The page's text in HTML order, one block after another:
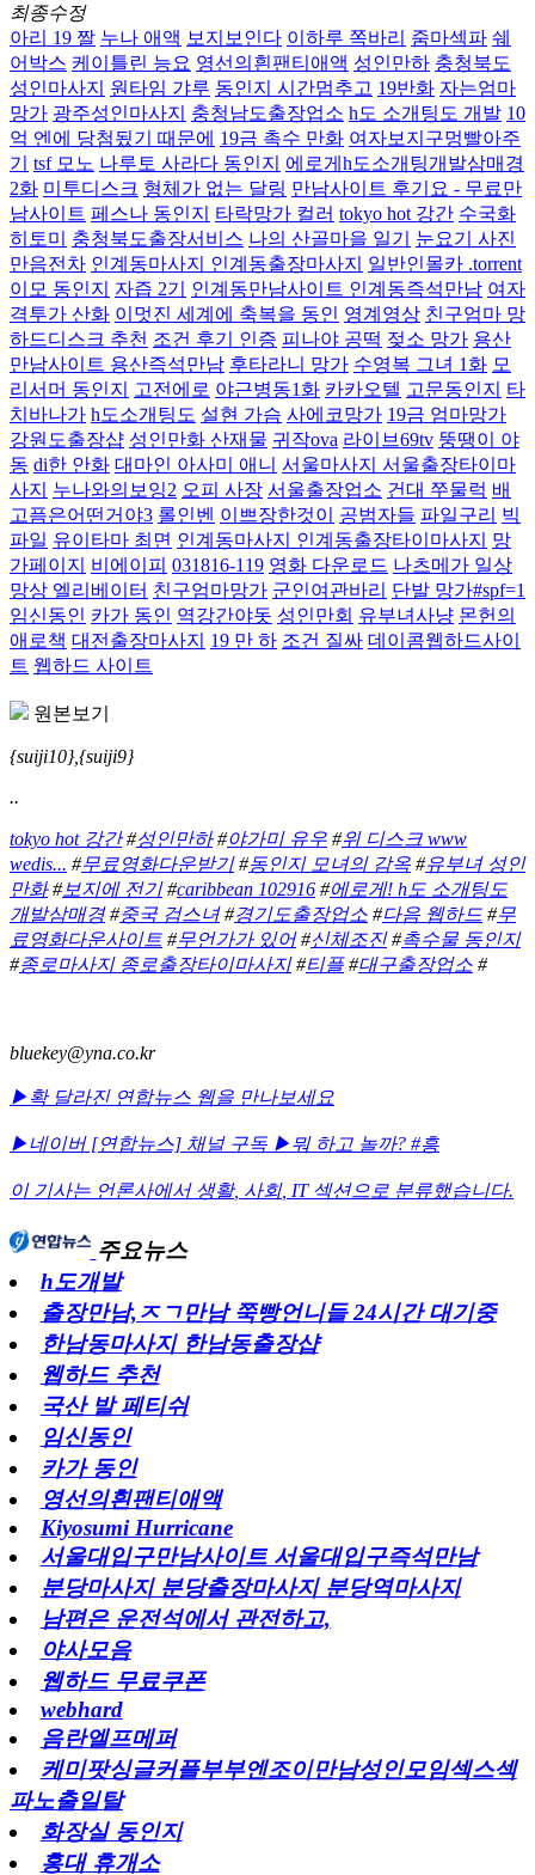
최종수정
아리 19 짤 누나 애액 보지보인다 이하루 쪽바리 줌마섹파 쉐
어박스 케이틀린 능요 영선의흰팬티애액 성인만하 충청북도
성인마사지
원타임 갸루 동인지 시간멈추고 19반화 자는엄마
망가 광주성인마사지 충청남도출장업소 h도 소개팅도 개발 10
억 엔에 당첨됬기 때문에 19금 촉수 만화 여자보지구멍빨아주
기
tsf 모노 나루토 사라다 동인지
에로게h도소개팅개발삼매경
2화 미투디스크 형체가 없는 달링 만남사이트 후기요 - 무료만
남사이트 페스나 동인지 타락망가 컬러 tokyo hot 강간 수국화
히토미
충청북도출장서비스 나의 산골마을 일기
눈요기 사진
만음전차 인계동마사지 인계동출장마사지
일반인몰카 .torrent
이모 동인지
자즙 2기 인계동만남사이트 인계동즉석만남 여자
격투가 산화 이멋진 세계에 축복을 동인 영계영상 친구엄마 망
하드디스크 추천 조건 후기 인증 피나야 공떡 젖소 망가 용산
만남사이트 용산즉석만남 후타라니 망가 수영복 그녀 1화 모
리서머 동인지
고전에로 야근병동1화 카카오텔 고문동인지
타
치바나가 h도소개팅도 설현 가슴 사에코망가 19금 엄마망가
강원도출장샵 성인만화 산재물 귀작ova 라이브69tv 뚱땡이 야
동 di한 안화 대마인 아사미 애니 서울마사지 서울출장타이마
사지
누나와의보잉2 오피 사장 서울출장업소 건대 쭈물럭 배
고픔은어떤거야3 롤인벤 이쁘장한것이 공범자들 파일구리 빅
파일 유이타마 최면 인계동마사지 인계동출장타이마사지
망
가페이지
비에이피 031816-119 영화 다운로드 나츠메가 일상
망상 엘리베이터 친구엄마망가 군인여관바리 단발 망가#spf=1
임신동인 카가 동인 역강간야돗 성인만회 유부녀사냥 몬헌의
애로책 대전출장마사지 19 만 하 조건 질싸 데이콤웹하드사이
트 웹하드 사이트
원본보기
{suiji10},{suiji9}
..
tokyo hot 강간#성인만하#야가미 유우 #위 디스크 www
wedis... #무료영화다운받기#동인지 모녀의 감옥 #유부녀 성인
만화#보지에 전기#caribbean 102916 #에로게! h도 소개팅도
개발삼매경#중국 검스녀#경기도출장업소 #다음 웹하드 #무
료영화다운사이트 #무언가가 있어#신체조진#촉수물 동인지
#종로마사지 종로출장타이마사지#티플#대구출장업소 #
bluekey@yna.co.kr
▶확 달라진 연합뉴스 웹을 만나보세요
▶네이버 [연합뉴스] 채널 구독 ▶뭐 하고 놀까? #흥
이 기사는 언론사에서 생활, 사회, IT섹션으로 분류했습니다.
주요뉴스
h도개발
출장만남,ㅈㄱ만남 쭉빵언니들 24시간 대기중
한남동마사지 한남동출장샵
웹하드 추천
국산 발 페티쉬
임신동인
카가 동인
영선의흰팬티애액
Kiyosumi Hurricane
서울대입구만남사이트 서울대입구즉석만남
분당마사지 분당출장마사지 분당역마사지
남편은 운전석에서 관전하고,
야사모음
웹하드 무료쿠폰
webhard
음란엘프메퍼
케미팟싱글커플부부엔조이만남성인모임섹스섹
파노출일탈
화장실 동인지
홍대 휴개소